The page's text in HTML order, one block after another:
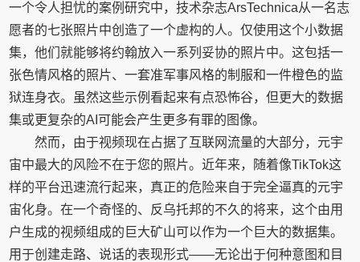
一个令人担忧的案例研究中，技术杂志ArsTechnica从一名志
愿者的七张照片中创造了一个虚构的人。仅使用这个小数据
集，他们就能够将约翰放入一系列妥协的照片中。这包括一
张色情风格的照片、一套准军事风格的制服和一件橙色的监
狱连身衣。虽然这些示例看起来有点恐怖谷，但更大的数据
集或更复杂的AI可能会产生更多有罪的图像。
然而，由于视频现在占据了互联网流量的大部分，元宇
宙中最大的风险不在于您的照片。近年来，随着像TikTok这
样的平台迅速流行起来，真正的危险来自于完全逼真的元宇
宙化身。在一个奇怪的、反乌托邦的不久的将来，这个由用
户生成的视频组成的巨大矿山可以作为一个巨大的数据集。
用于创建走路、说话的表现形式——无论出于何种意图和目